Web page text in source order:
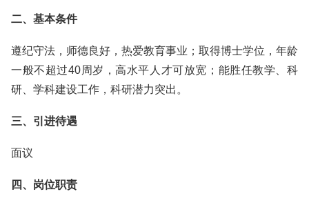
二、基本条件
遵纪守法，师德良好，热爱教育事业；取得博士学位，年龄
一般不超过40周岁，高水平人才可放宽；能胜任教学、科
研、学科建设工作，科研潜力突出。
三、引进待遇
面议
四、岗位职责